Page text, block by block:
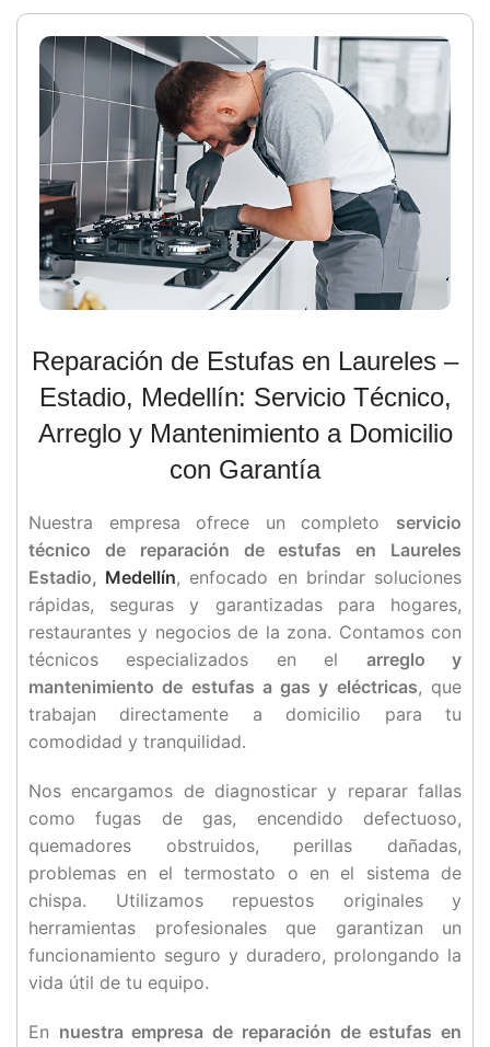
Reparación de Estufas en Laureles –
Estadio, Medellín: Servicio Técnico,
Arreglo y Mantenimiento a Domicilio
con Garantía
Nuestra empresa ofrece un completo servicio
técnico de reparación de estufas en Laureles
Estadio, Medellín, enfocado en brindar soluciones
rápidas, seguras y garantizadas para hogares,
restaurantes y negocios de la zona. Contamos con
técnicos especializados en el arreglo y
mantenimiento de estufas a gas y eléctricas, que
trabajan directamente a domicilio para tu
comodidad y tranquilidad.
Nos encargamos de diagnosticar y reparar fallas
como fugas de gas, encendido defectuoso,
quemadores obstruidos, perillas dañadas,
problemas en el termostato o en el sistema de
chispa. Utilizamos repuestos originales y
herramientas profesionales que garantizan un
funcionamiento seguro y duradero, prolongando la
vida útil de tu equipo.
En nuestra empresa de reparación de estufas en